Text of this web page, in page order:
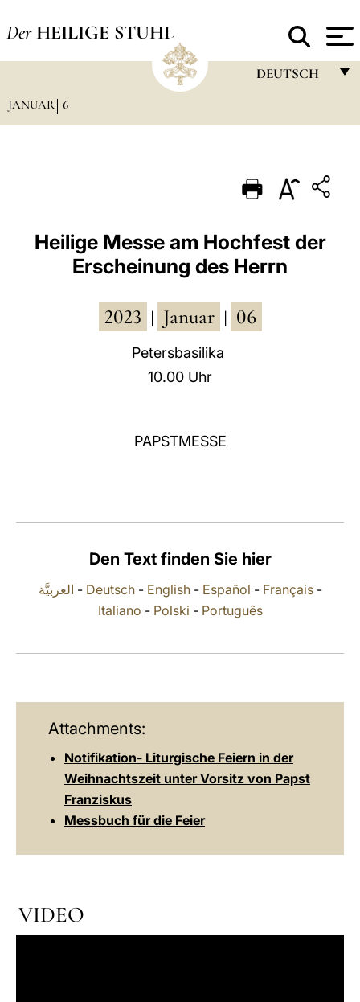
Der HEILIGE STUHL
DEUTSCH
PORTUGUÊS
ESPAÑOL
DEUTSCH
العربيّة
JANUAR 6
Heilige Messe am Hochfest der
Erscheinung des Herrn
2023 Januar 06
Petersbasilika
10.00 Uhr
PAPSTMESSE
Den Text finden Sie hier
العربيَّة - Deutsch- English- Español - Français-
Italiano - Polski - Português
Attachments:
Notifikation- Liturgische Feiern in der
Weihnachtszeit unter Vorsitz von Papst
Franziskus
Messbuch für die Feier
VIDEO